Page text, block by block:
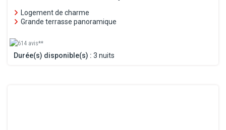
Logement de charme
Grande terrasse panoramique
614 avis**
Durée(s) disponible(s) : 3 nuits